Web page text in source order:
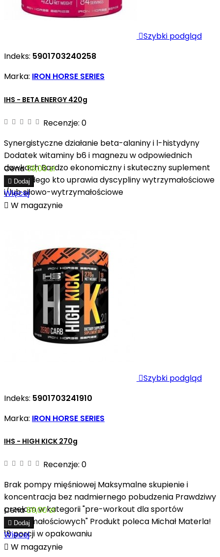
Szybki podgląd
Indeks: 5901703240258
Marka: IRON HORSE SERIES
IHS - BETA ENERGY 420g
Recenzje: 0
Synergistyczne działanie beta-alaniny i l-histydyny
Dodatek witaminy b6 i magnezu w odpowiednich
dawkach Bardzo ekonomiczny i skuteczny suplement
dla każdego kto uprawia dyscypliny wytrzymałościowe
i/lub siłowo-wytrzymałościowe
Cena59,00 zł
 Dodaj
Więcej
 W magazynie
Szybki podgląd
Indeks: 5901703241910
Marka: IRON HORSE SERIES
IHS - HIGH KICK 270g
Recenzje: 0
Brak pompy mięśniowej Maksymalne skupienie i
koncentracja bez nadmiernego pobudzenia Prawdziwy
przełom w kategorii "pre-workout dla sportów
wytrzymałościowych" Produkt poleca Michał Materla!
18 porcji w opakowaniu
Cena89,00 zł
 Dodaj
Więcej
 W magazynie